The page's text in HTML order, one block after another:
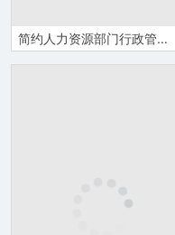
简约人力资源部门行政管理招聘工作总结人事行政年终工作总结汇报PPT模板